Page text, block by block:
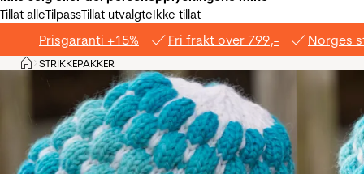
Tillat alleTilpassTillat utvalgteIkke tillat
Prisgaranti +15% Fri frakt over 799,- Norges
Hjem
>STRIKKEPAKKER